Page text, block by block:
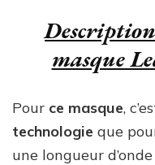
masque
Pour ce masque,
technologie que
une longueur